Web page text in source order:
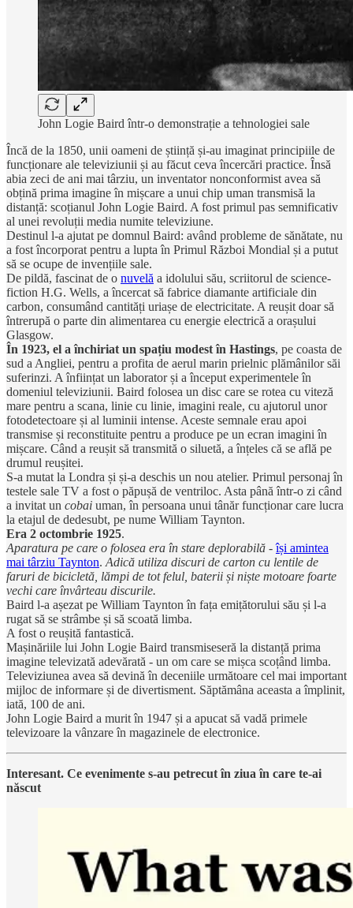
John Logie Baird într-o demonstrație a tehnologiei sale
Încă de la 1850, unii oameni de știință și-au imaginat principiile de
funcționare ale televiziunii și au făcut ceva încercări practice. Însă
abia zeci de ani mai târziu, un inventator nonconformist avea să
obțină prima imagine în mișcare a unui chip uman transmisă la
distanță: scoțianul John Logie Baird. A fost primul pas semnificativ
al unei revoluții media numite televiziune.
Destinul l-a ajutat pe domnul Baird: având probleme de sănătate, nu
a fost încorporat pentru a lupta în Primul Război Mondial și a putut
să se ocupe de invențiile sale.
De pildă, fascinat de o nuvelă a idolului său, scriitorul de science-
fiction H.G. Wells, a încercat să fabrice diamante artificiale din
carbon, consumând cantități uriașe de electricitate. A reușit doar să
întrerupă o parte din alimentarea cu energie electrică a orașului
Glasgow.
În 1923, el a închiriat un spațiu modest în Hastings, pe coasta de
sud a Angliei, pentru a profita de aerul marin prielnic plămânilor săi
suferinzi. A înființat un laborator și a început experimentele în
domeniul televiziunii. Baird folosea un disc care se rotea cu viteză
mare pentru a scana, linie cu linie, imagini reale, cu ajutorul unor
fotodetectoare și al luminii intense. Aceste semnale erau apoi
transmise și reconstituite pentru a produce pe un ecran imagini în
mișcare. Când a reușit să transmită o siluetă, a înțeles că se află pe
drumul reușitei.
S-a mutat la Londra și și-a deschis un nou atelier. Primul personaj în
testele sale TV a fost o păpușă de ventriloc. Asta până într-o zi când
a invitat un cobai uman, în persoana unui tânăr funcționar care lucra
la etajul de dedesubt, pe nume William Taynton.
Era 2 octombrie 1925.
Aparatura pe care o folosea era în stare deplorabilă -își amintea
mai târziu Taynton. Adică utiliza discuri de carton cu lentile de
faruri de bicicletă, lămpi de tot felul, baterii și niște motoare foarte
vechi care învârteau discurile.
Baird l-a așezat pe William Taynton în fața emițătorului său și l-a
rugat să se strâmbe și să scoată limba.
A fost o reușită fantastică.
Mașinăriile lui John Logie Baird transmiseseră la distanță prima
imagine televizată adevărată - un om care se mișca scoțând limba.
Televiziunea avea să devină în deceniile următoare cel mai important
mijloc de informare și de divertisment. Săptămâna aceasta a împlinit,
iată, 100 de ani.
John Logie Baird a murit în 1947 și a apucat să vadă primele
televizoare la vânzare în magazinele de electronice.
Interesant. Ce evenimente s-au petrecut în ziua în care te-ai
născut